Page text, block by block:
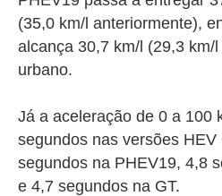
(35,0 km/l anteriormente),
alcança 30,7 km/l (29,3 km/
urbano.
Já a aceleração de 0 a 100
segundos nas versões
segundos na PHEV19, 4,8
e 4,7 segundos na GT.